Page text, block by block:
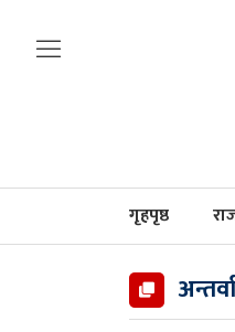
गृहपृष्ठ